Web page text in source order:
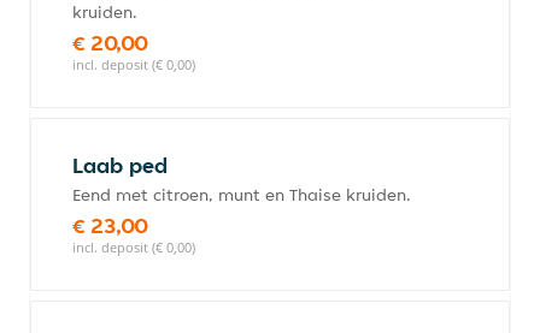
kruiden.
€ 20,00
incl. deposit (€ 0,00)
Laab ped
Eend met citroen, munt en Thaise kruiden.
€ 23,00
incl. deposit (€ 0,00)